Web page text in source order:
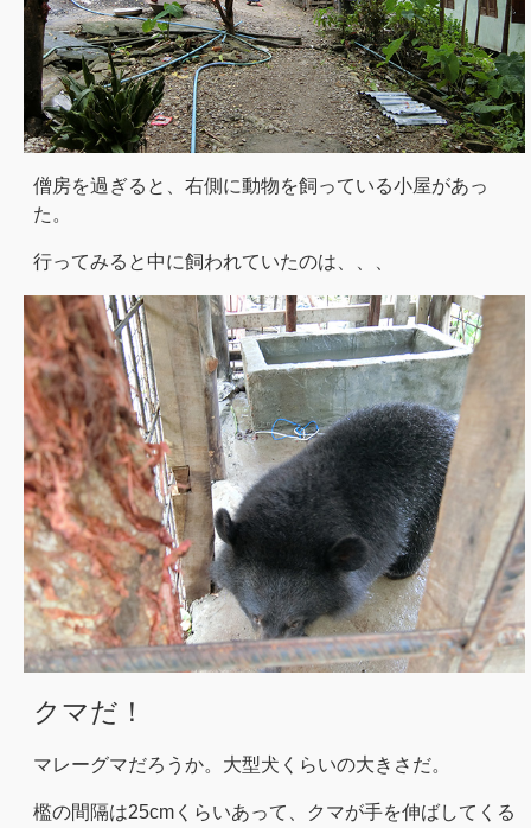
僧房を過ぎると、右側に動物を飼っている小屋があっ
た。
行ってみると中に飼われていたのは、、、
クマだ！
マレーグマだろうか。大型犬くらいの大きさだ。
檻の間隔は25cmくらいあって、クマが手を伸ばしてくる